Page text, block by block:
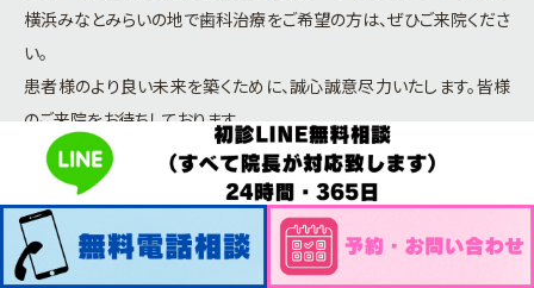
横浜みなとみらいの地で歯科治療をご希望の方は、ぜひご来院くださ
い。
患者様のより良い未来を築くために、誠心誠意尽力いたします。皆様
のご来院をお待ちしております。
日本口腔インプラント学会
日本顎顔面インプラント学会
（International Team for Implantology)